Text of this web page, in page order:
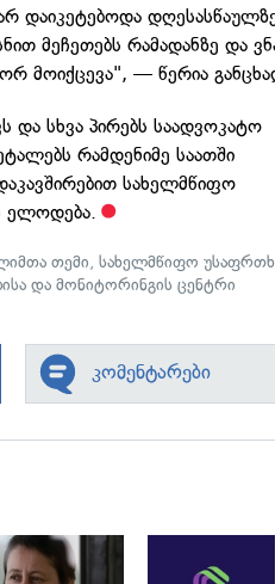
დაიკეტებოდა
მეჩეთებს რამადანზე და
მოიქცევა", — წერია
და სხვა პირებს საადვოკატო
რამდენიმე საათში
სახელმწიფო
ელოდება.
თემი,სახელმწიფო
და მონიტორინგის ცენტრი
კომენტარები